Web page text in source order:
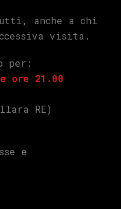
anche a chi
visita.
per:
ore 21.00
RE)
e